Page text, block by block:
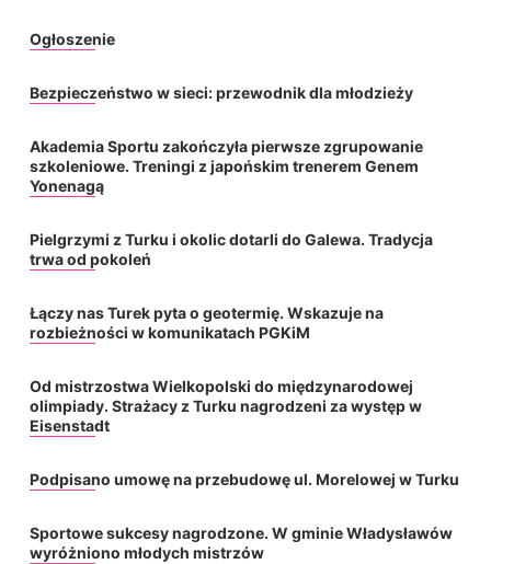
Ogłoszenie
Bezpieczeństwo w sieci: przewodnik dla młodzieży
Akademia Sportu zakończyła pierwsze zgrupowanie
szkoleniowe. Treningi z japońskim trenerem Genem
Yonenagą
Pielgrzymi z Turku i okolic dotarli do Galewa. Tradycja
trwa od pokoleń
Łączy nas Turek pyta o geotermię. Wskazuje na
rozbieżności w komunikatach PGKiM
Od mistrzostwa Wielkopolski do międzynarodowej
olimpiady. Strażacy z Turku nagrodzeni za występ w
Eisenstadt
Podpisano umowę na przebudowę ul. Morelowej w Turku
Sportowe sukcesy nagrodzone. W gminie Władysławów
wyróżniono młodych mistrzów